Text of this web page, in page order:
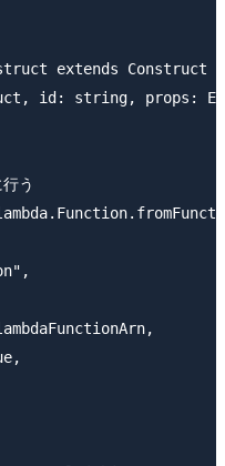
extends Construct {
id: string, props:
う